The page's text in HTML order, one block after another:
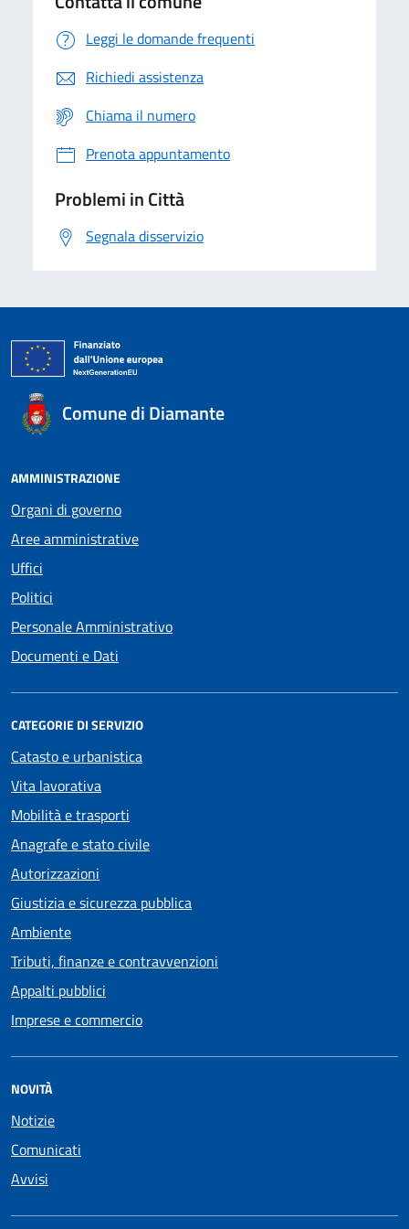
Leggi le domande frequenti
Richiedi assistenza
Chiama il numero
Prenota appuntamento
Problemi in Città
Segnala disservizio
Comune di Diamante
AMMINISTRAZIONE
Organi di governo
Aree amministrative
Uffici
Politici
Personale Amministrativo
Documenti e Dati
CATEGORIE DI SERVIZIO
Catasto e urbanistica
Vita lavorativa
Mobilità e trasporti
Anagrafe e stato civile
Autorizzazioni
Giustizia e sicurezza pubblica
Ambiente
Tributi, finanze e contravvenzioni
Appalti pubblici
Imprese e commercio
NOVITÀ
Notizie
Comunicati
Avvisi